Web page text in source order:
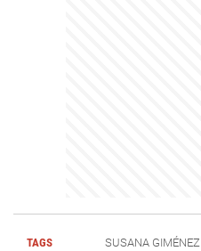
TAGS SUSANA GIMÉNEZ